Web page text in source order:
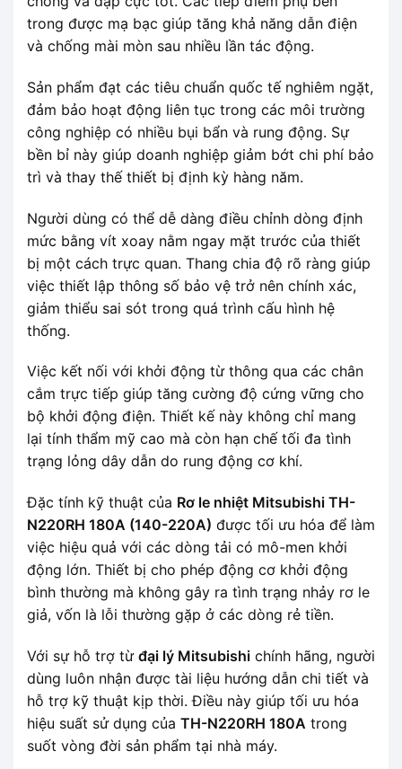
trong được mạ bạc giúp tăng khả năng dẫn điện
và chống mài mòn sau nhiều lần tác động.
Sản phẩm đạt các tiêu chuẩn quốc tế nghiêm ngặt,
đảm bảo hoạt động liên tục trong các môi trường
công nghiệp có nhiều bụi bẩn và rung động. Sự
bền bỉ này giúp doanh nghiệp giảm bớt chi phí bảo
trì và thay thế thiết bị định kỳ hàng năm.
Người dùng có thể dễ dàng điều chỉnh dòng định
mức bằng vít xoay nằm ngay mặt trước của thiết
bị một cách trực quan. Thang chia độ rõ ràng giúp
việc thiết lập thông số bảo vệ trở nên chính xác,
giảm thiểu sai sót trong quá trình cấu hình hệ
thống.
Việc kết nối với khởi động từ thông qua các chân
cắm trực tiếp giúp tăng cường độ cứng vững cho
bộ khởi động điện. Thiết kế này không chỉ mang
lại tính thẩm mỹ cao mà còn hạn chế tối đa tình
trạng lỏng dây dẫn do rung động cơ khí.
Đặc tính kỹ thuật của Rơ le nhiệt Mitsubishi TH-
N220RH 180A (140-220A) được tối ưu hóa để làm
việc hiệu quả với các dòng tải có mô-men khởi
động lớn. Thiết bị cho phép động cơ khởi động
bình thường mà không gây ra tình trạng nhảy rơ le
giả, vốn là lỗi thường gặp ở các dòng rẻ tiền.
Với sự hỗ trợ từ đại lý Mitsubishi chính hãng, người
dùng luôn nhận được tài liệu hướng dẫn chi tiết và
hỗ trợ kỹ thuật kịp thời. Điều này giúp tối ưu hóa
hiệu suất sử dụng của TH-N220RH 180A trong
suốt vòng đời sản phẩm tại nhà máy.